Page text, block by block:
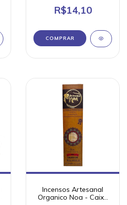
R$14,10
COMPRAR
Incensos Artesanal
Organico Noa - Caixa